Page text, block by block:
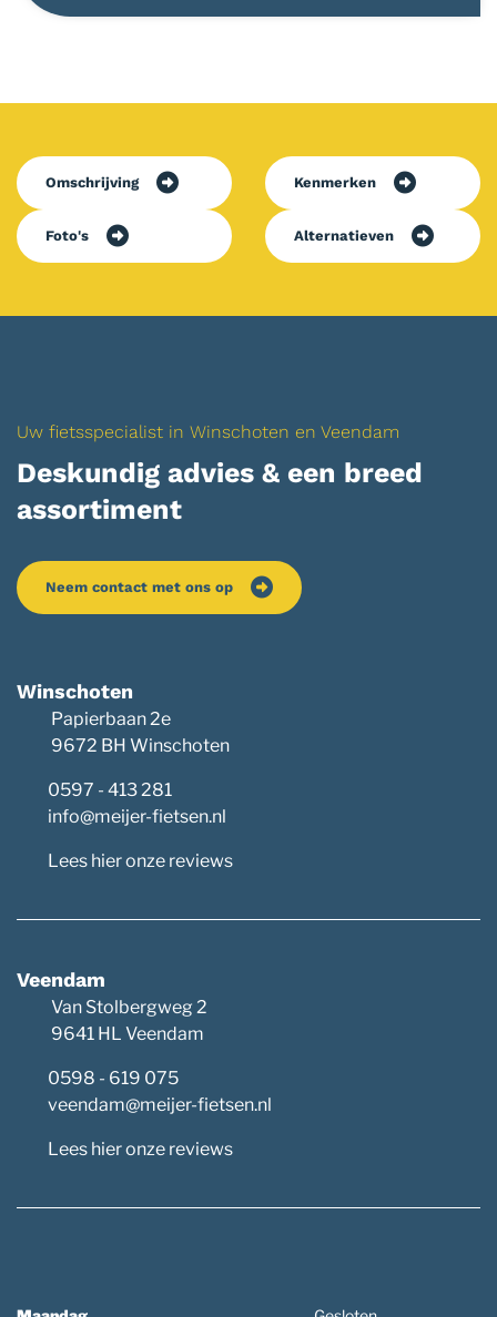
Omschrijving Kenmerken
Foto's Alternatieven
Uw fietsspecialist in Winschoten en Veendam
Deskundig advies & een breed
assortiment
Neem contact met ons op
Winschoten
Papierbaan 2e
9672 BH Winschoten
0597 - 413 281
info@meijer-fietsen.nl
Lees hier onze reviews
Veendam
Van Stolbergweg 2
9641 HL Veendam
0598 - 619 075
veendam@meijer-fietsen.nl
Lees hier onze reviews